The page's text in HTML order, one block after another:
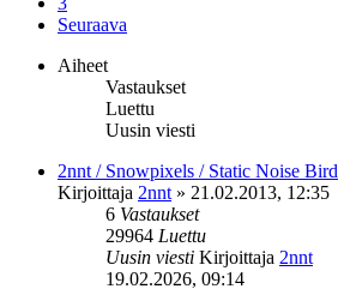
Seuraava
Aiheet
Vastaukset
Luettu
Uusin viesti
2nnt / Snowpixels / Static Noise Bird
Kirjoittaja 2nnt » 21.02.2013, 12:35
6 Vastaukset
29964 Luettu
Uusin viesti Kirjoittaja 2nnt
19.02.2026, 09:14